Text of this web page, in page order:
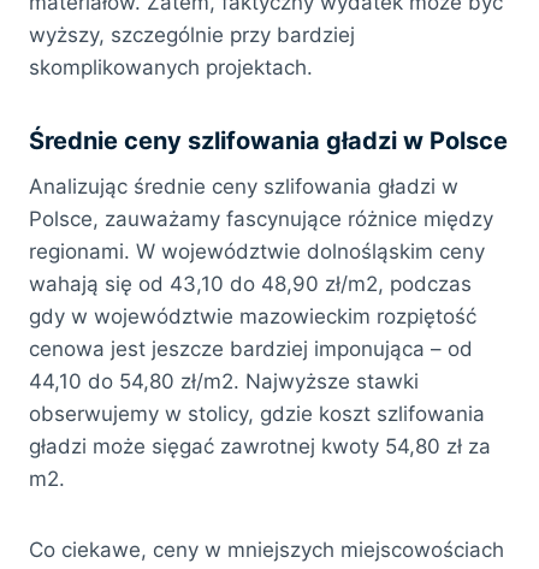
wyższy, szczególnie przy bardziej
skomplikowanych projektach.
Średnie ceny szlifowania gładzi w Polsce
Analizując średnie ceny szlifowania gładzi w
Polsce, zauważamy fascynujące różnice między
regionami. W województwie dolnośląskim ceny
wahają się od 43,10 do 48,90 zł/m2, podczas
gdy w województwie mazowieckim rozpiętość
cenowa jest jeszcze bardziej imponująca – od
44,10 do 54,80 zł/m2. Najwyższe stawki
obserwujemy w stolicy, gdzie koszt szlifowania
gładzi może sięgać zawrotnej kwoty 54,80 zł za
m2.
Co ciekawe, ceny w mniejszych miejscowościach